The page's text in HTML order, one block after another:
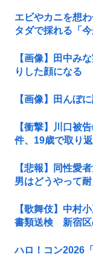
エビやカニを想
タダで採れる「
【画像】田中み
りした顔になる
【画像】田んぼ
【衝撃】川口被
件、19歳で取り
【悲報】同性愛
男はどうやって
【歌舞伎】中村
書類送検 新宿区
ハロ！コン2026